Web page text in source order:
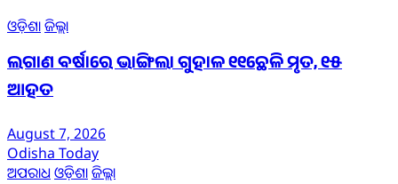
ଓଡ଼ିଶାଜିଲ୍ଲା
ଲଗାଣ ବର୍ଷାରେ ଭାଙ୍ଗିଲା ଗୁହାଳ ୧୧ଛେଳି ମୃତ, ୧୫
ଆହତ
August 7, 2026
Odisha Today
ଅପରାଧ ଓଡ଼ିଶାଜିଲ୍ଲା